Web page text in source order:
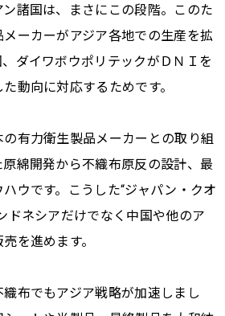
諸国は、まさにこの段階。このた
ーカーがアジア各地での生産を拡
ダイワボウポリテックがＤＮＩを
動向に対応するためです。
有力衛生製品メーカーとの取り組
綿開発から不織布原反の設計、最
ウです。こうした“ジャパン・クオ
ドネシアだけでなく中国や他のア
を進めます。
布でもアジア戦略が加速しまし